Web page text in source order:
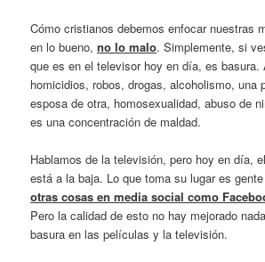
Cómo cristianos debemos enfocar nuestras
en lo bueno,no lo malo. Simplemente, si
que es en el televisor hoy en día, es basura.
homicidios, robos, drogas, alcoholismo, una
esposa de otra, homosexualidad, abuso de
es una concentración de maldad.
Hablamos de la televisión, pero hoy en día,
está a la baja. Lo que toma su lugar es
otras cosas en media social como
Pero la calidad de esto no hay mejorado
basura en las películas y la televisión.